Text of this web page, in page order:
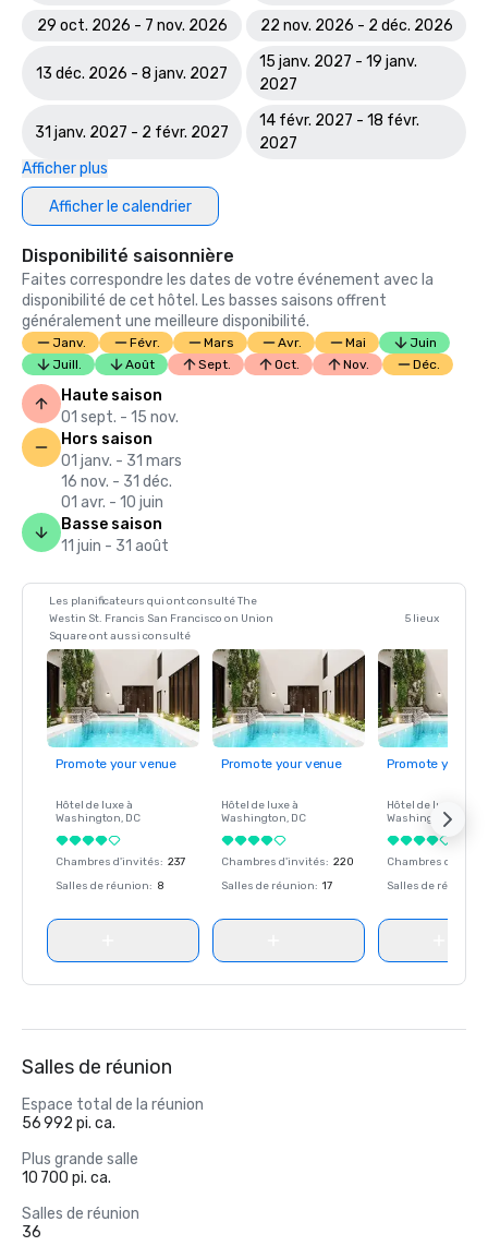
29 oct. 2026 - 7 nov. 2026
22 nov. 2026 - 2 déc. 2026
13 déc. 2026 - 8 janv. 2027
15 janv. 2027 - 19 janv.
2027
31 janv. 2027 - 2 févr. 2027
14 févr. 2027 - 18 févr.
2027
Afficher plus
Afficher le calendrier
Disponibilité saisonnière
Faites correspondre les dates de votre événement avec la
disponibilité de cet hôtel. Les basses saisons offrent
généralement une meilleure disponibilité.
Janv. Févr. Mars Avr. Mai
Juin
Juill.
Août Sept. Oct. Nov. Déc.
Haute saison
01 sept. - 15 nov.
Hors saison
01 janv. - 31 mars
16 nov. - 31 déc.
01 avr. - 10 juin
Basse saison
11 juin - 31 août
Les planificateurs qui ont consulté The
Westin St. Francis San Francisco on Union
Square ont aussi consulté
5 lieux
Promote your venue
Hôtel de luxe à
Washington, DC
Chambres d'invités: 237
Salles de réunion: 8
Promote your venue
Hôtel de luxe à
Washington, DC
Chambres d'invités: 220
Salles de réunion: 17
Promote your
Hôtel de luxe à
Washington
Chambres
Salles de réunion
Salles de réunion
Espace total de la réunion
56 992 pi. ca.
Plus grande salle
10 700 pi. ca.
Salles de réunion
36